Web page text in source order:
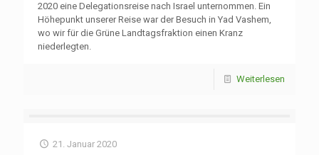
2020 eine Delegationsreise nach Israel unternommen. Ein
Höhepunkt unserer Reise war der Besuch in Yad Vashem,
wo wir für die Grüne Landtagsfraktion einen Kranz
niederlegten.
Weiterlesen
21. Januar 2020